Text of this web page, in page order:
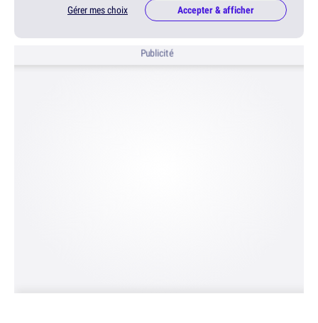
Gérer mes choix Accepter & afficher
Publicité